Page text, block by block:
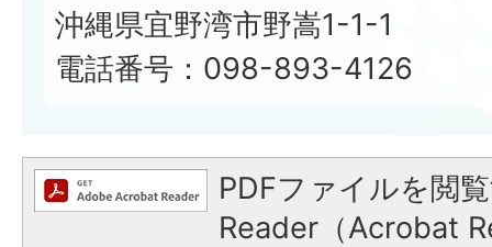
沖縄県宜野湾市野嵩1-1-1
電話番号：098-893-4126
PDFファイルを閲
Reader（Acrobat